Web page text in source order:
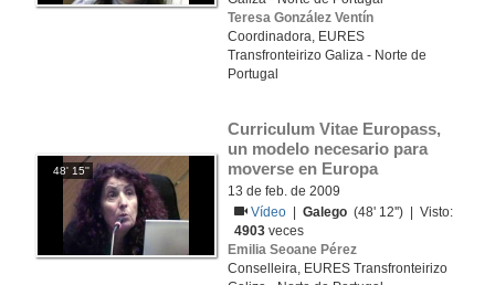
Teresa González Ventín
Coordinadora, EURES
Transfronteirizo Galiza - Norte de
Portugal
48' 15''
Curriculum Vitae Europass,
un modelo necesario para
moverse en Europa
13 de feb. de 2009
Vídeo
|Galego (48' 12'') | Visto:
4903 veces
Emilia Seoane Pérez
Conselleira, EURES Transfronteirizo